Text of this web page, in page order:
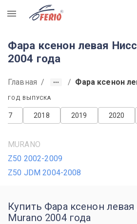
R
Фара ксенон левая
2004 года
Главная / / Фара ксенон
ГОД ВЫПУСКА
2020
2019
2018
MURANO
Z50 2002-2009
Z50 JDM 2004-2008
Купить Фара ксенон
Murano 2004 года